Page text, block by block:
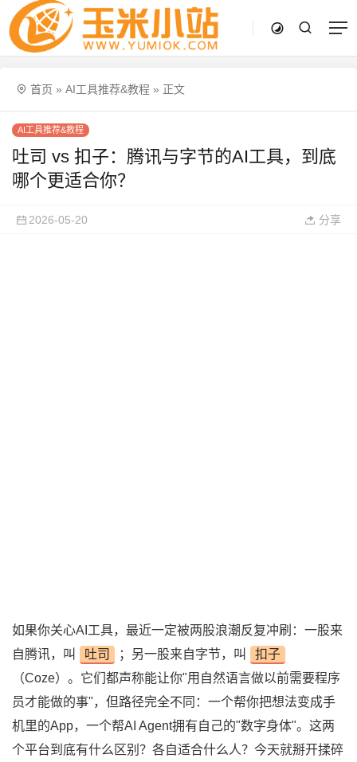
首页 » AI工具推荐&教程 » 正文
AI工具推荐&教程
吐司 vs 扣子：腾讯与字节的AI工具，到底
哪个更适合你？
2026-05-20 分享
如果你关心AI工具，最近一定被两股浪潮反复冲刷：一股来
自腾讯，叫
吐司 ；另一股来自字节，叫
扣子
（Coze）。它们都声称能让你"用自然语言做以前需要程序
员才能做的事"，但路径完全不同：一个帮你把想法变成手
机里的App，一个帮AI Agent拥有自己的"数字身体"。这两
个平台到底有什么区别？各自适合什么人？今天就掰开揉碎